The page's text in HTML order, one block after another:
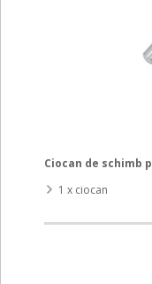
Ciocan de schimb
1 x ciocan